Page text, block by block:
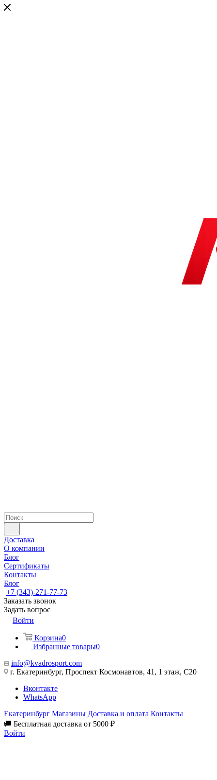
Доставка
О компании
Блог
Сертификаты
Контакты
Блог
+7 (343)-271-77-73
Заказать звонок
Задать вопрос
Войти
Корзина0
Избранные товары0
info@kvadrosport.com
г. Екатеринбург, Проспект Космонавтов, 41, 1 этаж, С20
Вконтакте
WhatsApp
Екатеринбург Магазины Доставка и оплата Контакты
🚚 Бесплатная доставка от 5000 ₽
Войти